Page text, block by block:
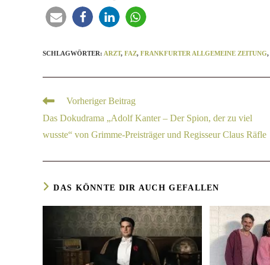
SCHLAGWÖRTER: ARZT, FAZ, FRANKFURTER ALLGEMEINE ZEITUNG,
Vorheriger Beitrag
Das Dokudrama „Adolf Kanter – Der Spion, der zu viel
wusste“ von Grimme-Preisträger und Regisseur Claus Räfle
DAS KÖNNTE DIR AUCH GEFALLEN